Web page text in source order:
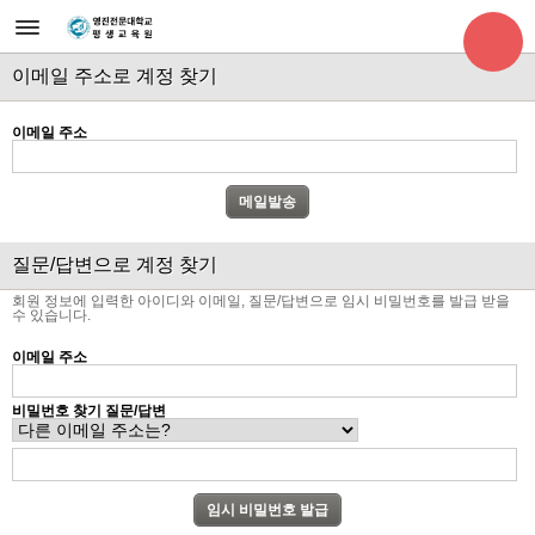
이메일 주소로 계정 찾기
이메일 주소
질문/답변으로 계정 찾기
회원 정보에 입력한 아이디와 이메일, 질문/답변으로 임시 비밀번호를 발급 받을
수 있습니다.
이메일 주소
비밀번호 찾기 질문/답변